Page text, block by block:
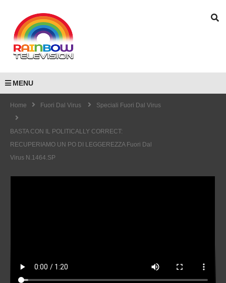
MENU
Home Fuori Dal Virus Speciali Fuori Dal Virus
BASTA CON IL POLITICALLY CORRECT:
RECUPERIAMO UN PO DI LEGGEREZZA Fuori Dal
Virus N.1464.SP